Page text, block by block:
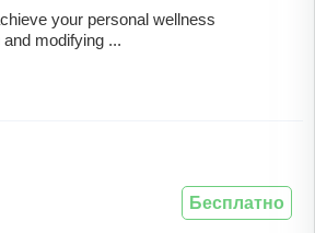
your personal wellness
modifying ...
Бесплатно